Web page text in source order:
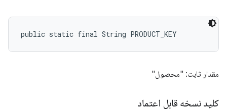
public static final String PRODUCT_KEY
مقدار ثابت: "محصول"
کلید نسخه قابل اعتماد